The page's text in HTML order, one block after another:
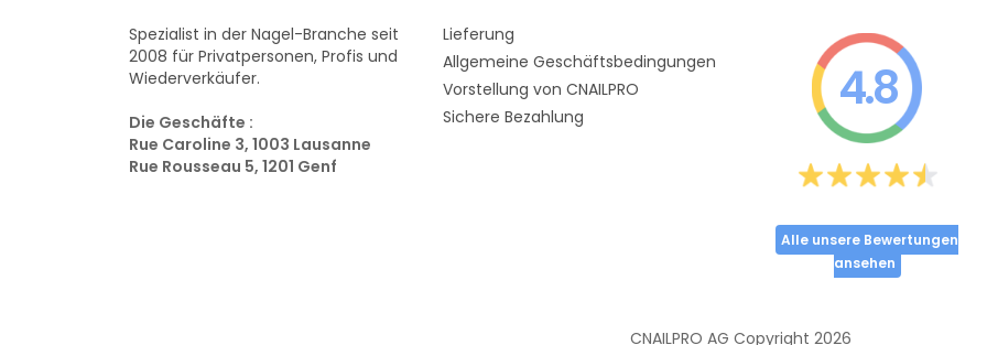
Spezialist in der Nagel-Branche seit
2008 für Privatpersonen, Profis und
Wiederverkäufer.
Die Geschäfte :
Rue Caroline 3, 1003 Lausanne
Rue Rousseau 5, 1201 Genf
Lieferung
Allgemeine Geschäftsbedingungen
Vorstellung von CNAILPRO
Sichere Bezahlung
4.8
Alle unsere Bewertungen
ansehen
CNAILPRO AG Copyright 2026